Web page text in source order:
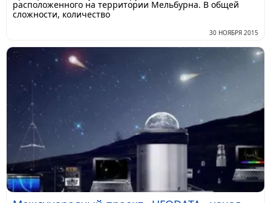
расположенного на территории Мельбурна. В общей
сложности, количество
30 НОЯБРЯ 2015